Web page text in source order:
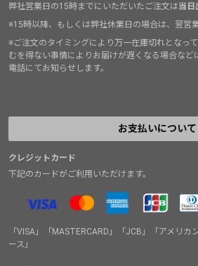
弊社営業日の15時までにいただいたご注文は当日
※15時以降、もしくは弊社休業日の場合は、翌営
※ご注文のタイミングにより万一在庫切れとなっ
むを得ない事情によりお届けが遅くなる場合など
電話にてお知らせします。
お支払いについて
クレジットカード
下記のカードがご利用いただけます。
「VISA」「MASTERCARD」「JCB」「アメリ
ース」